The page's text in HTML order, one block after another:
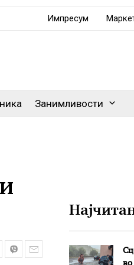
Импресум
Занимливости
во